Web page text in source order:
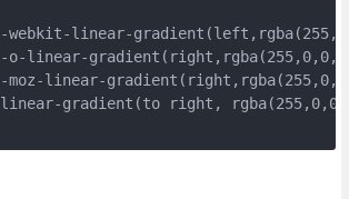
-webkit-linear-gradient (left , rgba(255,
-o-linear-gradient ( right , rgba(255, 0, 0,
-moz-linear-gradient ( right , rgba(255, 0,
linear-gradient (to right , rgba(255, 0, 0